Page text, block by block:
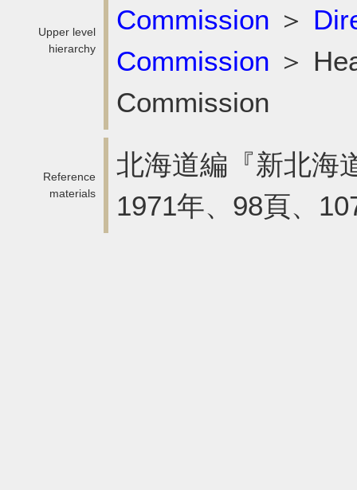
Upper level
hierarchy
Commission ＞
Commission ＞
Commission
Reference
materials
北海道編『新北
1971年、98頁、